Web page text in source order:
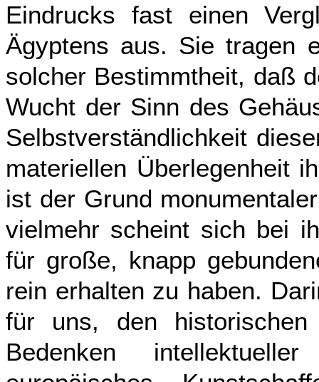
Eindrucks fast einen
Ägyptens aus. Sie tragen
solcher Bestimmtheit, daß
Wucht der Sinn des
Selbstverständlichkeit
materiellen Überlegenheit
ist der Grund
vielmehr scheint sich bei
für große, knapp
rein erhalten zu haben.
für uns, den
Bedenken